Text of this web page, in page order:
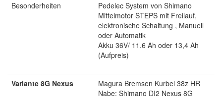
Besonderheiten
Pedelec System von Shimano
Mittelmotor STEPS mit Freilauf,
elektronische Schaltung , Manuell
oder Automatik
Akku 36V/ 11.6 Ah oder 13,4 Ah
(Aufpreis)
Variante 8G Nexus
Magura Bremsen Kurbel 38z HR
Nabe: Shimano DI2 Nexus 8G